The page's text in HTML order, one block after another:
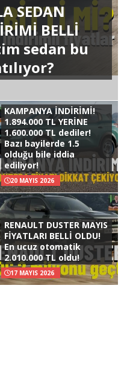
SEDAN
BELLİ
sedan bu
KAMPANYA İNDİRİMİ!
1.894.000 TL YERİNE
1.600.000 TL dediler!
Bazı bayilerde 1.5
olduğu bile iddia
ediliyor!
20 MAYIS 2026
RENAULT DUSTER MAYIS
FİYATLARI BELLİ OLDU!
En ucuz otomatik
2.010.000 TL oldu!
17 MAYIS 2026